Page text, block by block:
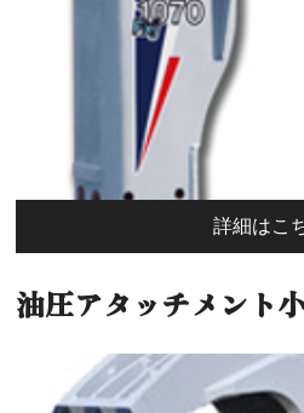
詳細はこ
油圧アタッチメント